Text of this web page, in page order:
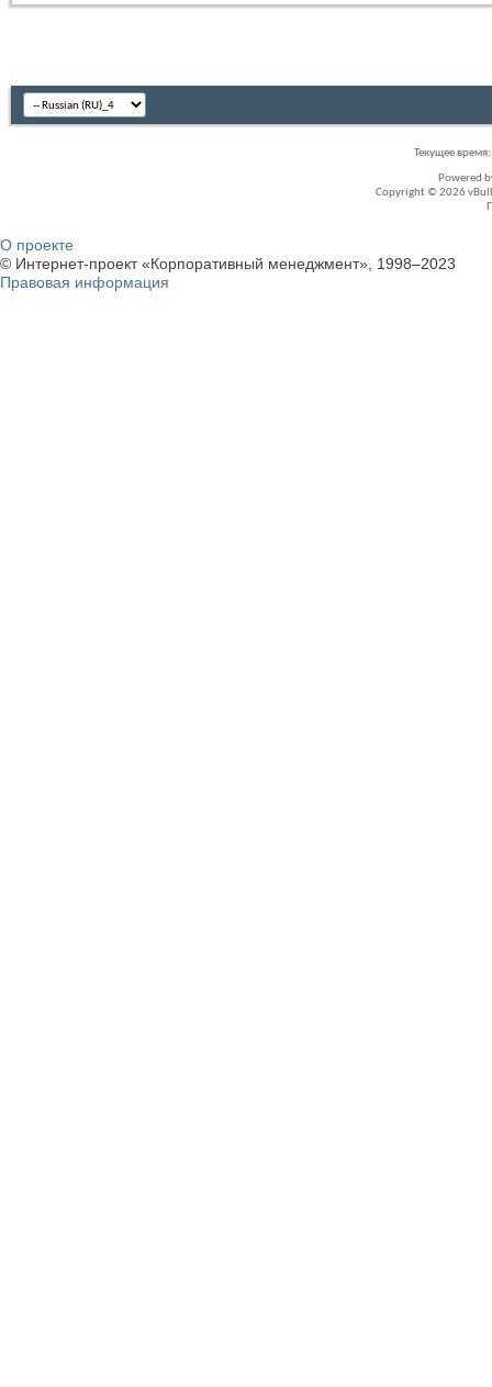
Текущее время:
Powered
Copyright © 2026
О проекте
© Интернет-проект «Корпоративный менеджмент», 1998–2023
Правовая информация